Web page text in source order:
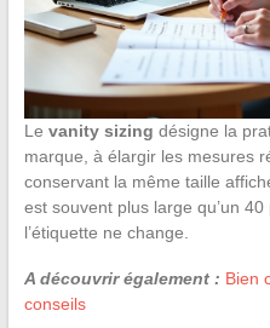
Le vanity sizing désigne la
marque, à élargir les mesures
conservant la même taille
est souvent plus large qu’un
l’étiquette ne change.
A découvrir également : Bien
conseils